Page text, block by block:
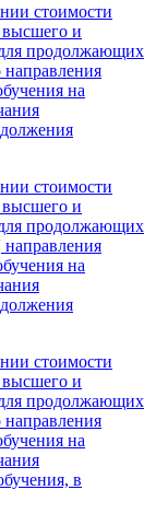
стоимости
высшего и
для продолжающих
на
стоимости
высшего и
для продолжающих
на
стоимости
высшего и
для продолжающих
на
в